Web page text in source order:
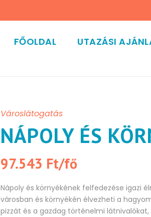
FŐOLDAL UTAZÁSI
Városlátogatás
NÁPOLY ÉS
97.543 Ft/fő
Nápoly és környékének felfedezése igazi
városban és környékén élvezheti a
pizzát és a gazdag történelmi látnivalókat,